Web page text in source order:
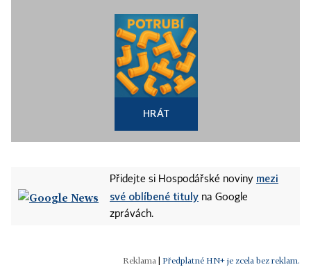
HRÁT
Přidejte si Hospodářské noviny mezi
své oblíbené tituly na Google
zprávách.
Předplatné HN+ je zcela bez reklam.